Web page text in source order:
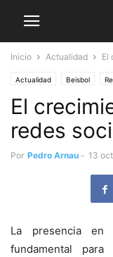
Inicio Actualidad El
Actualidad Beisbol
El
redes
Por Pedro Arnau - 13
La presencia
fundamental